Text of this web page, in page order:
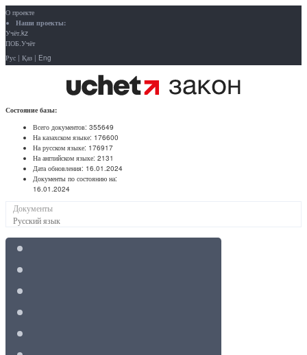
О проекте
Наши проекты:
Учёт.kz
ПОБ.Учёт
Рус | Қаз | Eng
Состояние базы:
Всего документов: 355649
На казахском языке: 176600
На русском языке: 176917
На английском языке: 2131
Дата обновления: 16.01.2024
Документы по состоянию на:
16.01.2024
Документы
Русский язык